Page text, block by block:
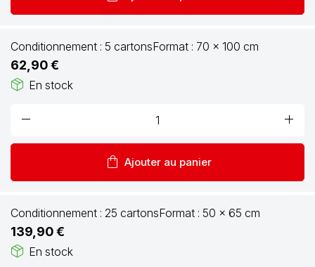
Conditionnement : 5 cartonsFormat : 70 x 100 cm
62,90 €
package_2 En stock
remove add
shopping_bag Ajouter au panier
Conditionnement : 25 cartonsFormat : 50 x 65 cm
139,90 €
package_2 En stock